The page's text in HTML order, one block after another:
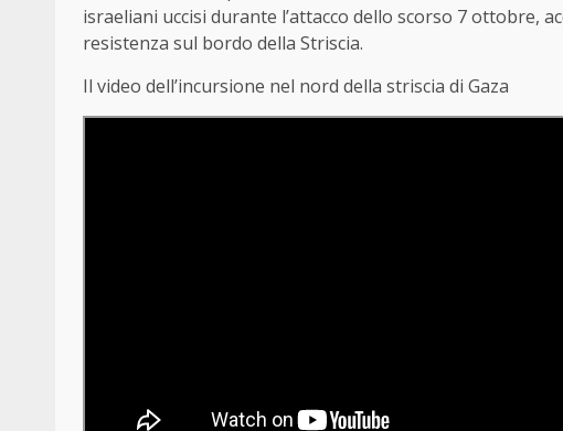
israeliani uccisi durante l’attacco dello scorso 7 ottobre,
resistenza sul bordo della Striscia.
Il video dell’incursione nel nord della striscia di Gaza